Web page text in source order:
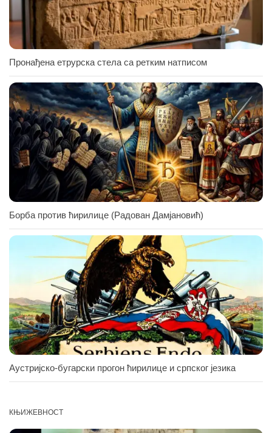
Пронађена етрурска стела са ретким натписом
Борба против ћирилице (Радован Дамјановић)
Аустријско-бугарски прогон ћирилице и српског језика
КЊИЖЕВНОСТ